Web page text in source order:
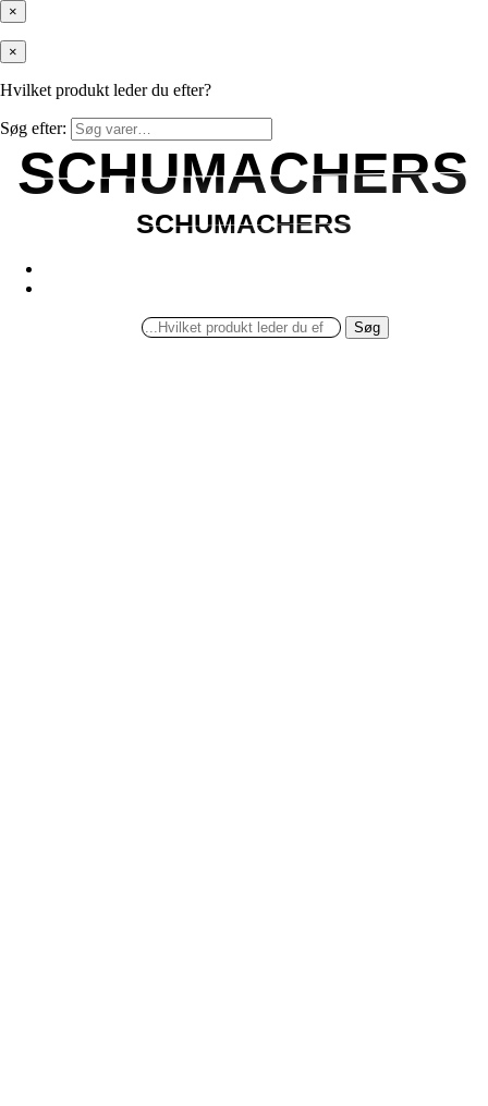
×
×
Hvilket produkt leder du efter?
Søg efter:
SCHUMACHERS
SCHUMACHERS
SCHUMACHERS
SCHUMACHERS
Søg